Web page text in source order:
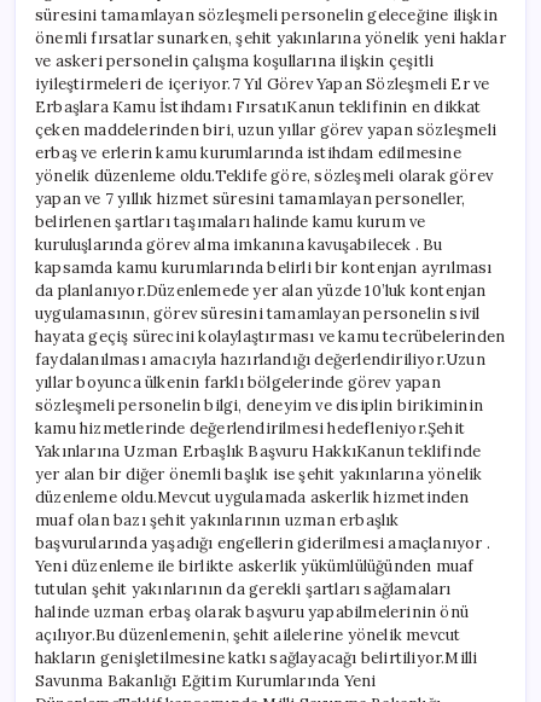
süresini tamamlayan sözleşmeli personelin geleceğine ilişkin
önemli fırsatlar sunarken, şehit yakınlarına yönelik yeni haklar
ve askeri personelin çalışma koşullarına ilişkin çeşitli
iyileştirmeleri de içeriyor.7 Yıl Görev Yapan Sözleşmeli Er ve
Erbaşlara Kamu İstihdamı FırsatıKanun teklifinin en dikkat
çeken maddelerinden biri, uzun yıllar görev yapan sözleşmeli
erbaş ve erlerin kamu kurumlarında istihdam edilmesine
yönelik düzenleme oldu.Teklife göre, sözleşmeli olarak görev
yapan ve 7 yıllık hizmet süresini tamamlayan personeller,
belirlenen şartları taşımaları halinde kamu kurum ve
kuruluşlarında görev alma imkanına kavuşabilecek . Bu
kapsamda kamu kurumlarında belirli bir kontenjan ayrılması
da planlanıyor.Düzenlemede yer alan yüzde 10’luk kontenjan
uygulamasının, görev süresini tamamlayan personelin sivil
hayata geçiş sürecini kolaylaştırması ve kamu tecrübelerinden
faydalanılması amacıyla hazırlandığı değerlendiriliyor.Uzun
yıllar boyunca ülkenin farklı bölgelerinde görev yapan
sözleşmeli personelin bilgi, deneyim ve disiplin birikiminin
kamu hizmetlerinde değerlendirilmesi hedefleniyor.Şehit
Yakınlarına Uzman Erbaşlık Başvuru HakkıKanun teklifinde
yer alan bir diğer önemli başlık ise şehit yakınlarına yönelik
düzenleme oldu.Mevcut uygulamada askerlik hizmetinden
muaf olan bazı şehit yakınlarının uzman erbaşlık
başvurularında yaşadığı engellerin giderilmesi amaçlanıyor .
Yeni düzenleme ile birlikte askerlik yükümlülüğünden muaf
tutulan şehit yakınlarının da gerekli şartları sağlamaları
halinde uzman erbaş olarak başvuru yapabilmelerinin önü
açılıyor.Bu düzenlemenin, şehit ailelerine yönelik mevcut
hakların genişletilmesine katkı sağlayacağı belirtiliyor.Milli
Savunma Bakanlığı Eğitim Kurumlarında Yeni